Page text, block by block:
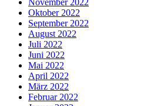
Oktober 2022
September 2022
August 2022
Juli 2022
Juni 2022
Mai 2022
April 2022
März 2022
Februar 2022